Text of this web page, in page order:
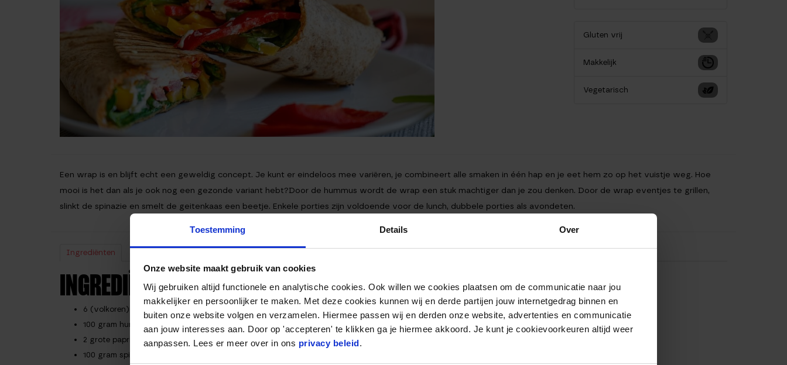
Toestemming Details Over
Onze website maakt gebruik van cookies
Wij gebruiken altijd functionele en analytische cookies. Ook willen we cookies plaatsen om de communicatie naar jou
makkelijker en persoonlijker te maken. Met deze cookies kunnen wij en derde partijen jouw internetgedrag binnen en
buiten onze website volgen en verzamelen. Hiermee passen wij en derden onze website, advertenties en communicatie
aan jouw interesses aan. Door op 'accepteren' te klikken ga je hiermee akkoord. Je kunt je cookievoorkeuren altijd weer
aanpassen. Lees er meer over in ons privacy beleid.
Gluten vrij
Makkelijk
Vegetarisch
Een wrap is en blijft echt een geweldig concept. Je kunt er eindeloos mee variëren, je combineert alle smaken in één hap en je eet hem zo op het vuistje weg. Hoe
mooi is het dan als je ook nog een gezonde variant hebt?Door de hummus wordt de wrap een stuk machtiger dan je zou denken. Door de wrap eventjes te grillen,
slinkt de spinazie en smelt de geitenkaas een beetje. Enkele porties zijn voldoende voor de lunch, dubbele porties als avondeten.
Ingrediënten
INGREDIËNTEN
6 (volkoren) tortillas
100 gram hummus met zongedroogde tomaat
2 grote paprika’s rood/oranje
100 gram spinazie